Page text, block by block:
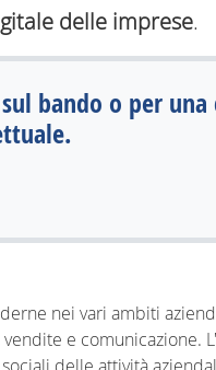
delle imprese.
bando o per una
nei vari ambiti
e comunicazione.